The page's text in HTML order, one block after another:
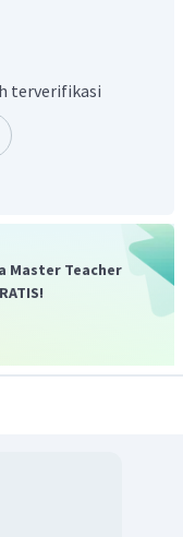
D
terverifikasi
Master Teacher